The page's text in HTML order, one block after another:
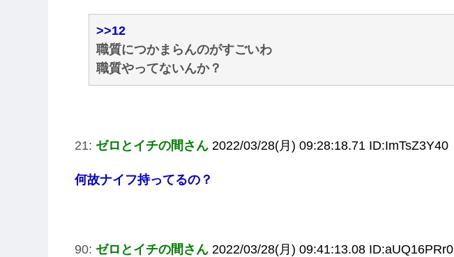
>>12
職質につかまらんのがすごいわ
職質やってないんか？
21: ゼロとイチの間さん 2022/03/28(月) 09:28:18.71 ID:ImTsZ3Y40
何故ナイフ持ってるの？
90: ゼロとイチの間さん 2022/03/28(月) 09:41:13.08 ID:aUQ16PRr0